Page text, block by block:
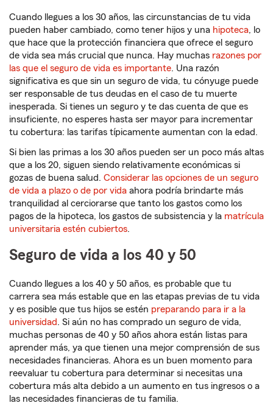
Cuando llegues a los 30 años, las circunstancias de tu vida
pueden haber cambiado, como tener hijos y una hipoteca, lo
que hace que la protección financiera que ofrece el seguro
de vida sea más crucial que nunca. Hay muchas razones por
las que el seguro de vida es importante. Una razón
significativa es que sin un seguro de vida, tu cónyuge puede
ser responsable de tus deudas en el caso de tu muerte
inesperada. Si tienes un seguro y te das cuenta de que es
insuficiente, no esperes hasta ser mayor para incrementar
tu cobertura: las tarifas típicamente aumentan con la edad.
Si bien las primas a los 30 años pueden ser un poco más altas
que a los 20, siguen siendo relativamente económicas si
gozas de buena salud. Considerar las opciones de un seguro
de vida a plazo o de por vida ahora podría brindarte más
tranquilidad al cerciorarse que tanto los gastos como los
pagos de la hipoteca, los gastos de subsistencia y la matrícula
universitaria estén cubiertos.
Seguro de vida a los 40 y 50
Cuando llegues a los 40 y 50 años, es probable que tu
carrera sea más estable que en las etapas previas de tu vida
y es posible que tus hijos se estén preparando para ir a la
universidad. Si aún no has comprado un seguro de vida,
muchas personas de 40 y 50 años ahora están listas para
aprender más, ya que tienen una mejor comprensión de sus
necesidades financieras. Ahora es un buen momento para
reevaluar tu cobertura para determinar si necesitas una
cobertura más alta debido a un aumento en tus ingresos o a
las necesidades financieras de tu familia.